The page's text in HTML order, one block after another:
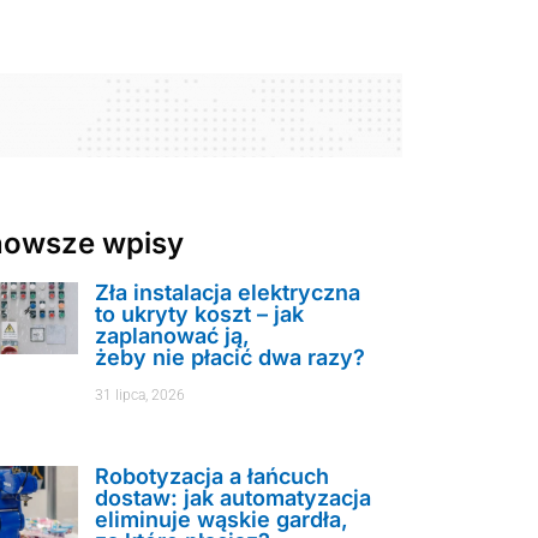
wpisy
Zła instalacja elektryczna
to ukryty koszt – jak
zaplanować ją,
żeby nie płacić dwa razy?
31 lipca, 2026
Robotyzacja a łańcuch
dostaw: jak automatyzacja
eliminuje wąskie gardła,